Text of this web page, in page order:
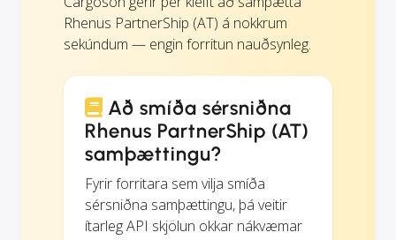
Rhenus PartnerShip (AT) á nokkrum
sekúndum — engin forritun nauðsynleg.
Að smíða sérsniðna
Rhenus PartnerShip (AT)
samþættingu?
Fyrir forritara sem vilja smíða
sérsniðna samþættingu, þá veitir
ítarleg API skjölun okkar nákvæmar